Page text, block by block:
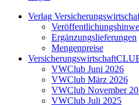
Verlag
Ergänzungslieferungen
Mengenpreise
VWClub Juni 2026
VWClub März 2026
VWClub November
VWClub Juli 2025